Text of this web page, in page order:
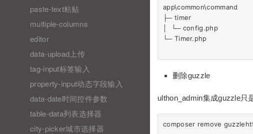
paste-text粘贴
multiple-columns
editor
data-upload上传
tag-input标签输入
property-input动态字段输入
data-date时间控件参数
table-data列表选择器
city-picker城市选择器
app\common\command
├─ timer
│  └─ config.php
└─ Timer.php
删除guzzle
ulthon_admin集成guzzle只